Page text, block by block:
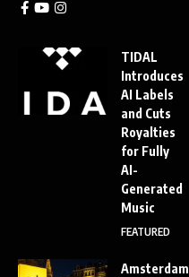
TIDAL
Introduces
AI Labels
and Cuts
Royalties
for Fully
AI-
Generated
Music
FEATURED
Amsterdam